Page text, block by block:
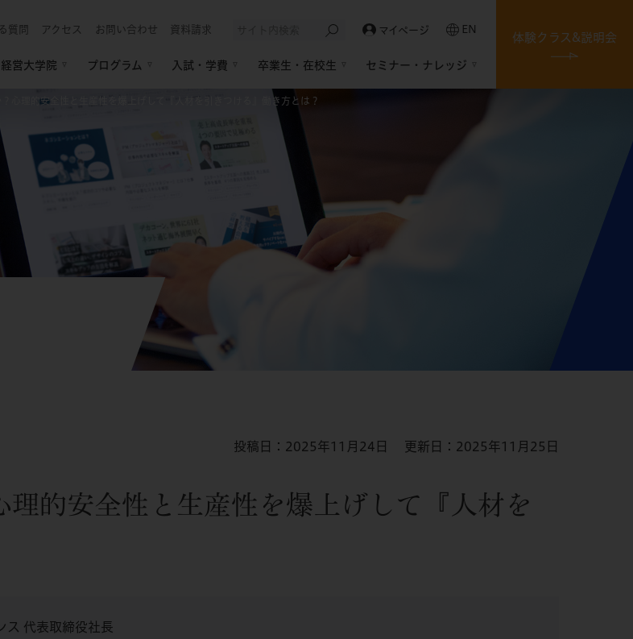
質問 アクセス お問い合わせ 資料請求 マイページ EN
営大学院 プログラム 入試・学費 卒業生・在校生 セミナー・ナレッジ
体験クラス&説明会
心理的安全性と生産性を爆上げして『人材を引きつける』働き方とは？
投稿日：2025年11月24日 更新日：2025年11月25日
理的安全性と生産性を爆上げして『人材を
ス 代表取締役社長